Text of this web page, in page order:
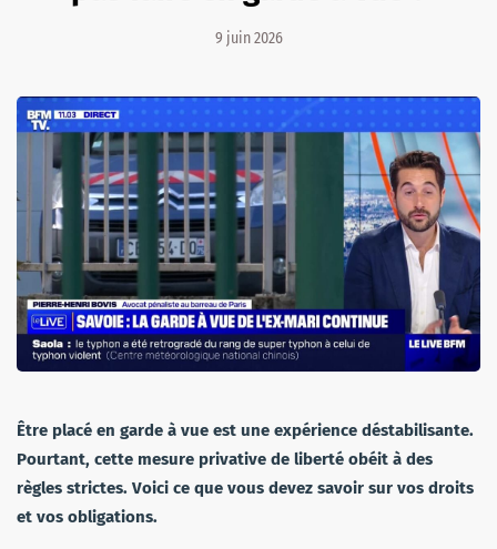
9 juin 2026
Être placé en garde à vue est une expérience déstabilisante.
Pourtant, cette mesure privative de liberté obéit à des
règles strictes. Voici ce que vous devez savoir sur vos droits
et vos obligations.